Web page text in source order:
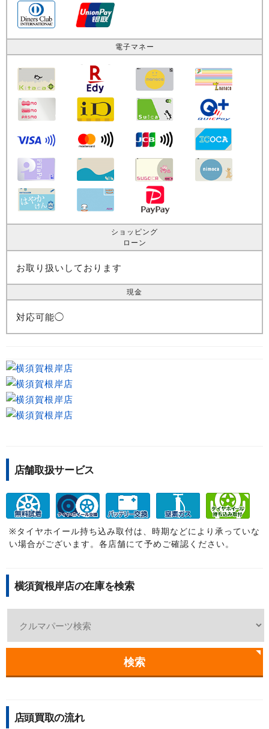
電子マネー
ショッピング
ローン
お取り扱いしております
現金
対応可能◯
店舗取扱サービス
※タイヤホイール持ち込み取付は、時期などにより承っていな
い場合がございます。各店舗にて予めご確認ください。
横須賀根岸店の在庫を検索
検索
店頭買取の流れ